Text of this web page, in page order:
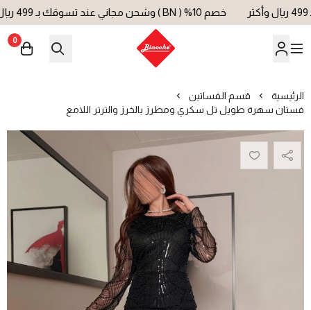
خصم 10% ( BN ) وشحن مجاني عند تسوقك بـ 499 ريال وأكثر
بينوش | Binoche
0
الرئيسية
قسم الفساتين
فستان سهرة طويل تل سكري ومطرز بالخرز والترتر اللامع